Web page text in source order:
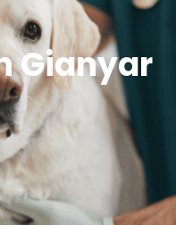
Gianyar